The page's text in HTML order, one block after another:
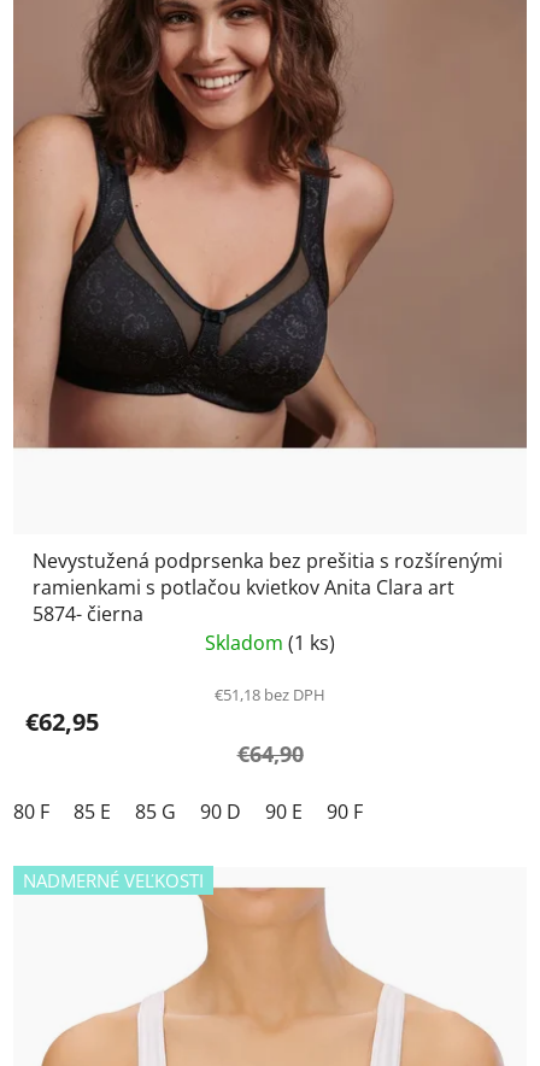
Nevystužená podprsenka bez prešitia s rozšírenými
ramienkami s potlačou kvietkov Anita Clara art
5874- čierna
Skladom (1 ks)
€51,18 bez DPH
€62,95
€64,90
80 F 85 E 85 G 90 D 90 E 90 F
NADMERNÉ VEĽKOSTI